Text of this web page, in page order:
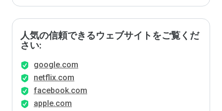
人気の信頼できるウェブサイトをご覧くだ
さい:
google.com
netflix.com
facebook.com
apple.com